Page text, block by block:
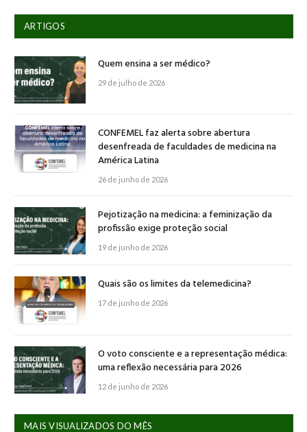
ARTIGOS
Quem ensina a ser médico?
29 de julho de 2026
CONFEMEL faz alerta sobre abertura
desenfreada de faculdades de medicina na
América Latina
26 de junho de 2026
Pejotização na medicina: a feminização da
profissão exige proteção social
19 de junho de 2026
Quais são os limites da telemedicina?
17 de junho de 2026
O voto consciente e a representação médica:
uma reflexão necessária para 2026
12 de junho de 2026
MAIS VISUALIZADOS DO MÊS